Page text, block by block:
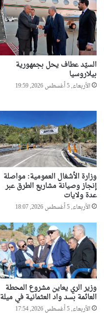
ل
و
ه
ر
ا
ن
أ
و
ر
ا
ق
ا
ع
ت
د
أ
ر
ب
ع
ة
س
ف
ر
ا
السيّد عطاف يحل بجمهورية
بيلاروسيا
الأربعاء, 5 أغسطس 2026, 19:59
وزارة الأشغال العمومية: مواصلة
إنجاز وصيانة مشاريع الطرق عبر
عدة ولايات
الأربعاء, 5 أغسطس 2026, 18:07
وزير الري يعاين مشروع المحطة
العائمة بسد واد العثمانية في ميلة
الأربعاء, 5 أغسطس 2026, 17:54